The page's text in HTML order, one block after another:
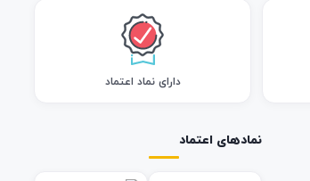
دارای نماد اعتماد
نمادهای اعتماد